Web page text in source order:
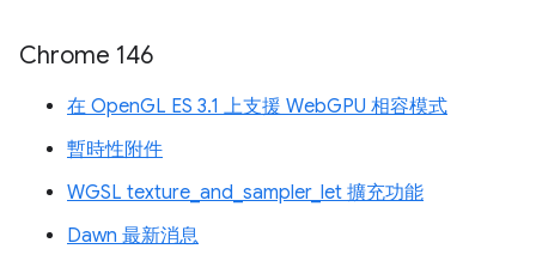
Chrome 146
在 OpenGL ES 3.1 上支援 WebGPU 相容模式
暫時性附件
WGSL texture_and_sampler_let 擴充功能
Dawn 最新消息